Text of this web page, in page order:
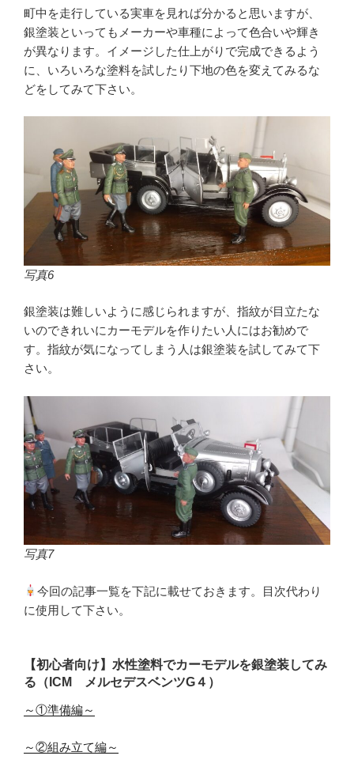
町中を走行している実車を見れば分かると思いますが、
銀塗装といってもメーカーや車種によって色合いや輝き
が異なります。イメージした仕上がりで完成できるよう
に、いろいろな塗料を試したり下地の色を変えてみるな
どをしてみて下さい。
写真6
銀塗装は難しいように感じられますが、指紋が目立たな
いのできれいにカーモデルを作りたい人にはお勧めで
す。指紋が気になってしまう人は銀塗装を試してみて下
さい。
写真7
今回の記事一覧を下記に載せておきます。目次代わり
に使用して下さい。
【初心者向け】水性塗料でカーモデルを銀塗装してみ
る（ICM メルセデスベンツG４）
～①準備編～
～②組み立て編～